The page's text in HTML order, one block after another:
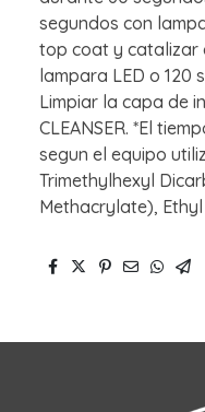
segundos con
top coat y catalizar
lampara LED o 120
Limpiar la capa de
CLEANSER. *El
segun el equipo
Trimethylhexyl
Methacrylate), Ethyl